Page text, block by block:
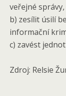
veřejné správy,
b) zesílit úsilí
informační
c) zavést
Zdroj: Relsie